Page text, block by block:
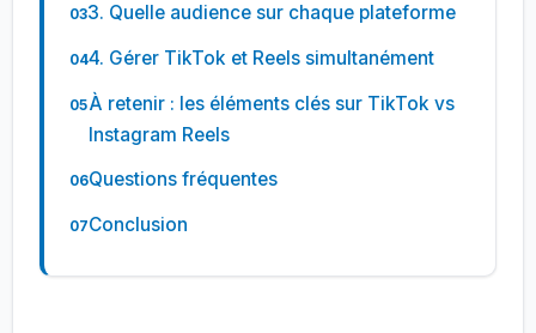
3. Quelle audience sur chaque plateforme
4. Gérer TikTok et Reels simultanément
À retenir : les éléments clés sur TikTok vs
Instagram Reels
Questions fréquentes
Conclusion